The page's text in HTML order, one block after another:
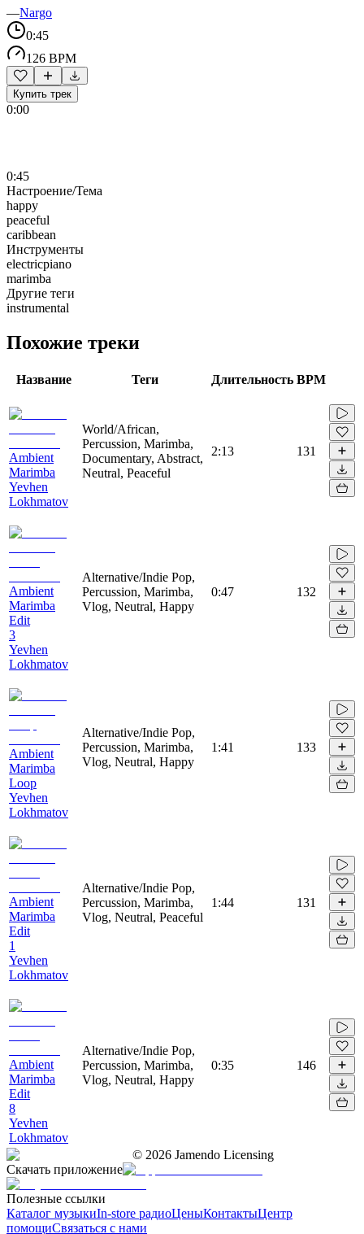
—Nargo
0:45
126 BPM
Купить трек
0:00
0:45
Настроение/Тема
happy
peaceful
caribbean
Инструменты
electricpiano
marimba
Другие теги
instrumental
Похожие треки
Название Теги Длительность BPM
Ambient
Marimba
Yevhen
Lokhmatov
World/African,
Percussion, Marimba,
Documentary, Abstract,
Neutral, Peaceful
2:13 131
Ambient
Marimba
Edit
3
Yevhen
Lokhmatov
Alternative/Indie Pop,
Percussion, Marimba,
Vlog, Neutral, Happy
0:47 132
Ambient
Marimba
Loop
Yevhen
Lokhmatov
Alternative/Indie Pop,
Percussion, Marimba,
Vlog, Neutral, Happy
1:41 133
Ambient
Marimba
Edit
1
Yevhen
Lokhmatov
Alternative/Indie Pop,
Percussion, Marimba,
Vlog, Neutral, Peaceful
1:44 131
Ambient
Marimba
Edit
8
Yevhen
Lokhmatov
Alternative/Indie Pop,
Percussion, Marimba,
Vlog, Neutral, Happy
0:35 146
© 2026 Jamendo Licensing
Скачать приложение
Полезные ссылки
Каталог музыкиIn-store радиоЦеныКонтактыЦентр
помощиСвязаться с нами